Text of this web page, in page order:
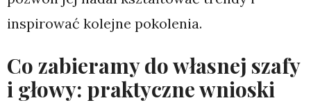
inspirować kolejne pokolenia.
Co zabieramy do własnej szafy
i głowy: praktyczne wnioski